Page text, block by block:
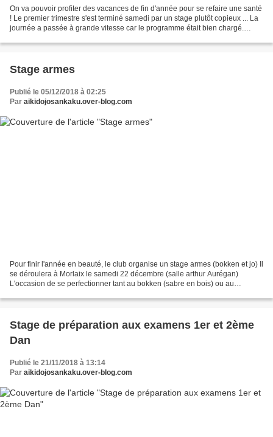
On va pouvoir profiter des vacances de fin d'année pour se refaire une santé
! Le premier trimestre s'est terminé samedi par un stage plutôt copieux ... La
journée a passée à grande vitesse car le programme était bien chargé.
Stage armes
Publié le 05/12/2018 à 02:25
Par aikidojosankaku.over-blog.com
Pour finir l'année en beauté, le club organise un stage armes (bokken et jo) Il
se déroulera à Morlaix le samedi 22 décembre (salle arthur Aurégan)
L'occasion de se perfectionner tant au bokken (sabre en bois) ou au
Stage de préparation aux examens 1er et 2ème
Dan
Publié le 21/11/2018 à 13:14
Par aikidojosankaku.over-blog.com